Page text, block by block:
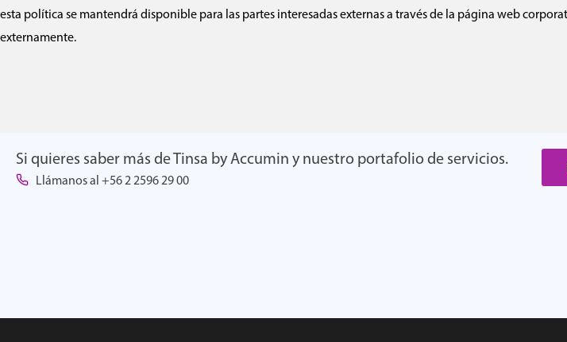
esta política se mantendrá disponible para las partes interesadas externas a través de la página web
externamente.
Si quieres saber más de Tinsa by Accumin y nuestro portafolio de servicios.
Llámanos al +56 2 2596 29 00